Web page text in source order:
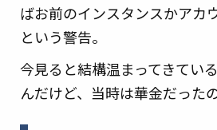
ばお前のインスタンスかアカ
という警告。
今見ると結構温まってきてい
んだけど、当時は華金だった